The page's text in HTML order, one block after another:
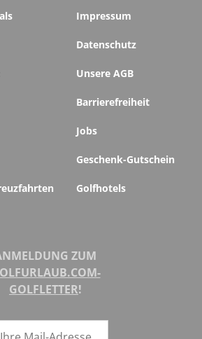
Impressum
Datenschutz
Unsere AGB
Barrierefreiheit
Jobs
Geschenk-Gutschein
Golfhotels
ZUM
GOLFLETTER!